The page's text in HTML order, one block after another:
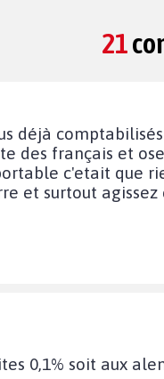
21
déjà
des français et
c'etait que
et surtout agissez
0,1% soit aux